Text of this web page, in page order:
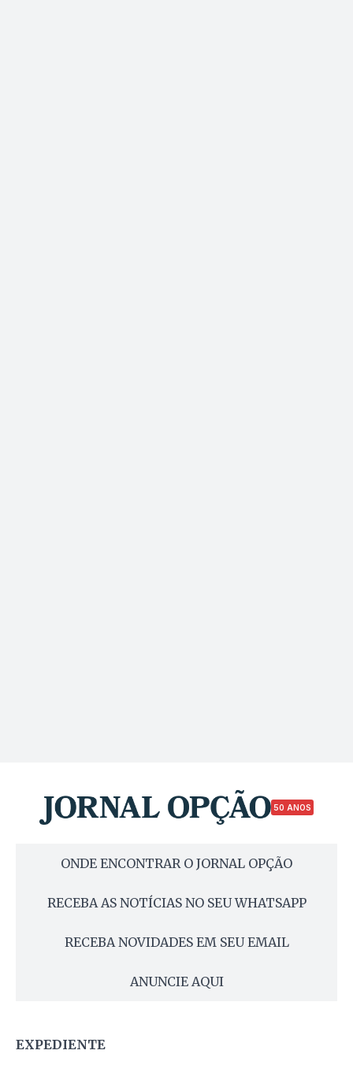
50 ANOS
ONDE ENCONTRAR O JORNAL OPÇÃO
RECEBA AS NOTÍCIAS NO SEU WHATSAPP
RECEBA NOVIDADES EM SEU EMAIL
ANUNCIE AQUI
EXPEDIENTE